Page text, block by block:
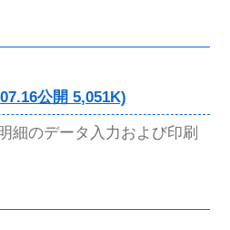
公開 5,051K)
細のデータ入力および印刷